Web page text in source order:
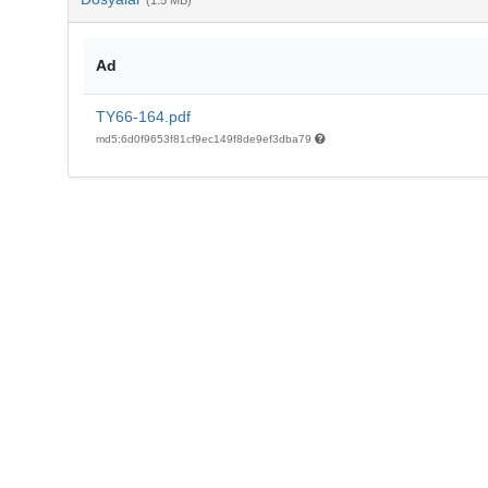
Ad
TY66-164.pdf
md5:6d0f9653f81cf9ec149f8de9ef3dba79